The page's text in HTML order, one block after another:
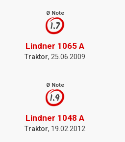
Ø Note
1.7
Lindner 1065 A
Traktor, 25.06.2009
Ø Note
1.9
Lindner 1048 A
Traktor, 19.02.2012